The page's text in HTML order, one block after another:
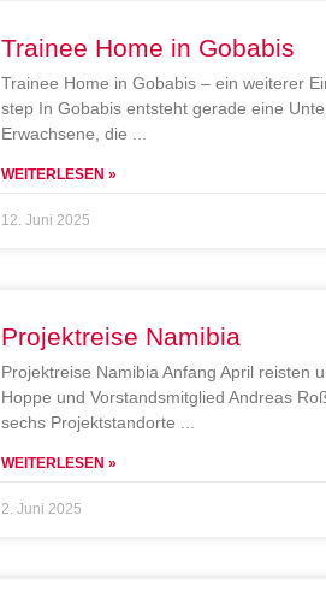
Trainee Home in Gobabis
Trainee Home in Gobabis – ein weiterer
step In Gobabis entsteht gerade eine
Erwachsene, die
WEITERLESEN »
12. Juni 2025
Projektreise Namibia
Projektreise Namibia Anfang April reisten
Hoppe und Vorstandsmitglied Andreas
sechs Projektstandorte
WEITERLESEN »
2. Juni 2025